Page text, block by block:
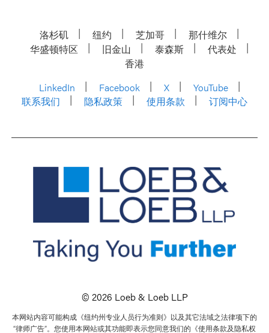
洛杉矶 纽约 芝加哥
那什维尔
华盛顿特区
旧金山 泰森斯
代表处
香港
LinkedIn
Facebook X
YouTube
联系我们
隐私政策 使用条款 订阅中心
© 2026 Loeb & Loeb LLP
本网站内容可能构成《纽约州专业人员行为准则》以及其它法域之法律项下的
“律师广告”。您使用本网站或其功能即表示您同意我们的《使用条款及隐私权